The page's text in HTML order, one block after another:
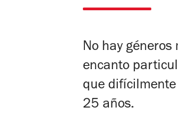
No hay
encanto
que difícilmente
25 años.